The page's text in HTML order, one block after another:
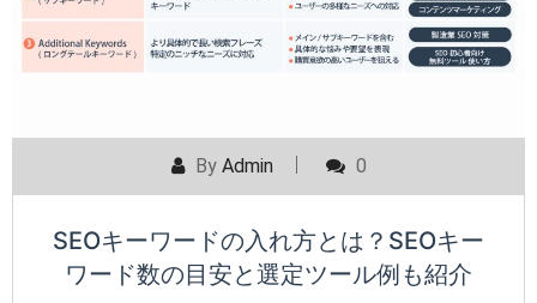
By Admin 0
SEOキーワードの入れ方とは？SEOキー
ワード数の目安と選定ツール例も紹介